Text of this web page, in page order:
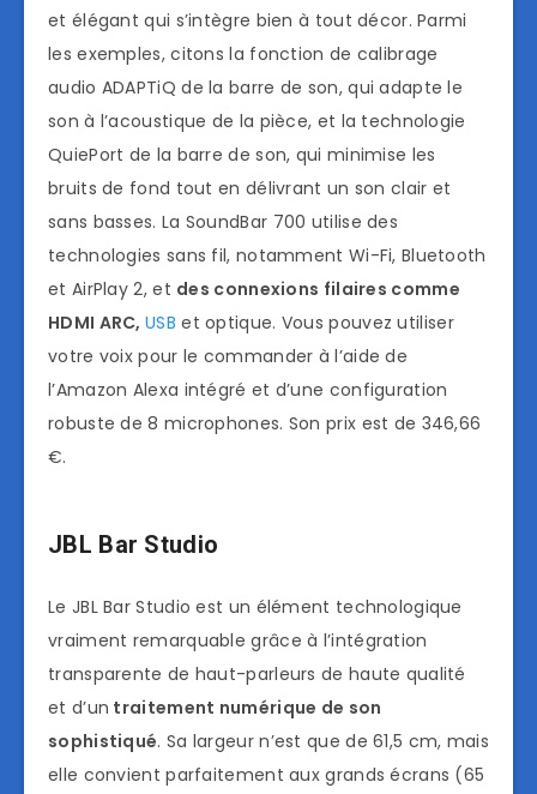
et élégant qui s’intègre bien à tout décor. Parmi
les exemples, citons la fonction de calibrage
audio ADAPTiQ de la barre de son, qui adapte le
son à l’acoustique de la pièce, et la technologie
QuiePort de la barre de son, qui minimise les
bruits de fond tout en délivrant un son clair et
sans basses. La SoundBar 700 utilise des
technologies sans fil, notamment Wi-Fi, Bluetooth
et AirPlay 2, et des connexions filaires comme
HDMI ARC,USB et optique. Vous pouvez utiliser
votre voix pour le commander à l’aide de
l’Amazon Alexa intégré et d’une configuration
robuste de 8 microphones. Son prix est de 346,66
€.
JBL Bar Studio
Le JBL Bar Studio est un élément technologique
vraiment remarquable grâce à l’intégration
transparente de haut-parleurs de haute qualité
et d’un traitement numérique de son
sophistiqué. Sa largeur n’est que de 61,5 cm, mais
elle convient parfaitement aux grands écrans (65